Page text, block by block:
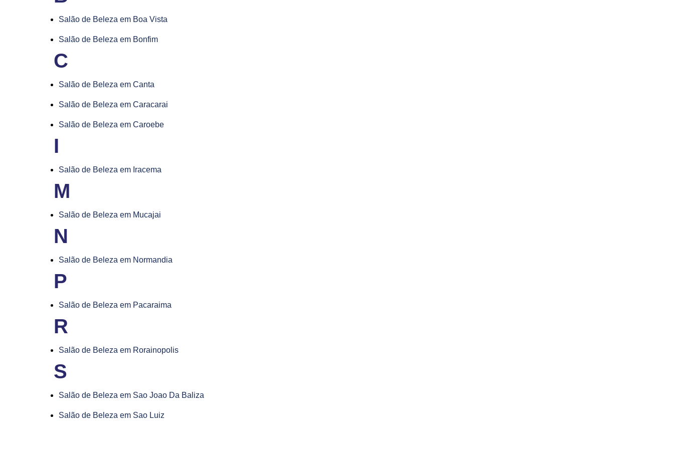
Salão de Beleza em Boa Vista
Salão de Beleza em Bonfim
C
Salão de Beleza em Canta
Salão de Beleza em Caracarai
Salão de Beleza em Caroebe
I
Salão de Beleza em Iracema
M
Salão de Beleza em Mucajai
N
Salão de Beleza em Normandia
P
Salão de Beleza em Pacaraima
R
Salão de Beleza em Rorainopolis
S
Salão de Beleza em Sao Joao Da Baliza
Salão de Beleza em Sao Luiz